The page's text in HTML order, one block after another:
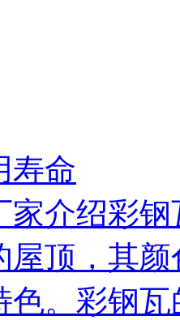
寿命
家介绍彩
屋顶，其
色。彩钢